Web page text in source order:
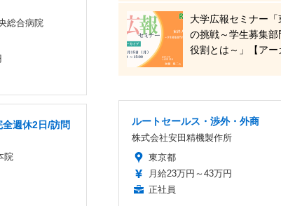
総合病院
週休2日/訪問
院
大学広報セミナー「
の挑戦～学生募集部
役割とは～」【アー
ルートセールス・渉外・外商
株式会社安田精機製作所
東京都
月給23万円～43万円
正社員